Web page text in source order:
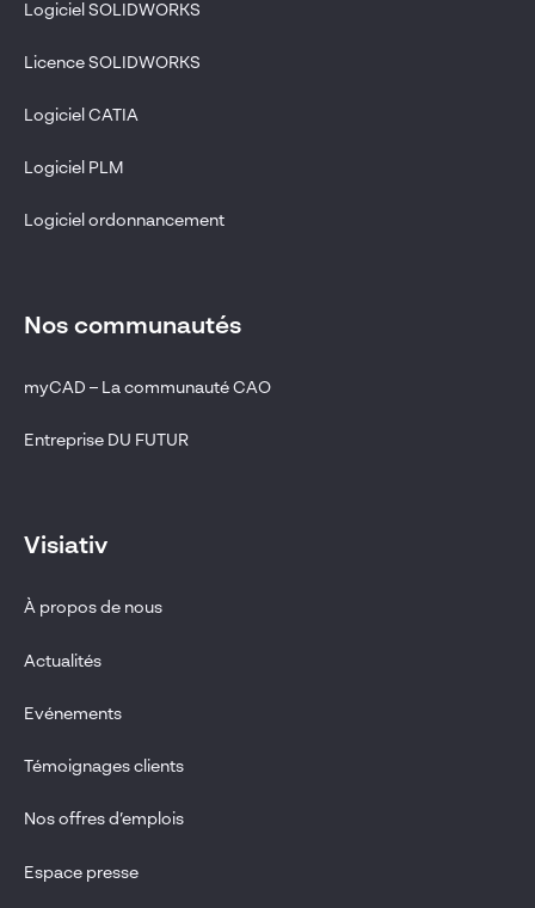
Logiciel SOLIDWORKS
Licence SOLIDWORKS
Logiciel CATIA
Logiciel PLM
Logiciel ordonnancement
Nos communautés
myCAD – La communauté CAO
Entreprise DU FUTUR
Visiativ
À propos de nous
Actualités
Evénements
Témoignages clients
Nos offres d’emplois
Espace presse